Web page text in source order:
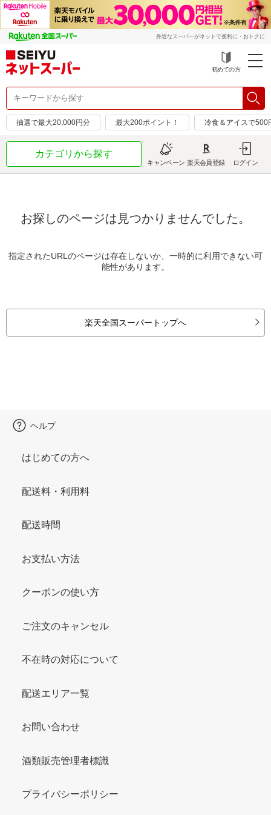
身近なスーパーがネットで便利に・おトクに
初めての方
抽選で最大20,000円分 最大200ポイント！ 冷食＆アイスで500
カテゴリから探す
キャンペーン 楽天会員登録 ログイン
お探しのページは見つかりませんでした。
指定されたURLのページは存在しないか、一時的に利用できない可
能性があります。
楽天全国スーパートップへ
ヘルプ
はじめての方へ
配送料・利用料
配送時間
お支払い方法
クーポンの使い方
ご注文のキャンセル
不在時の対応について
配送エリア一覧
お問い合わせ
酒類販売管理者標識
プライバシーポリシー